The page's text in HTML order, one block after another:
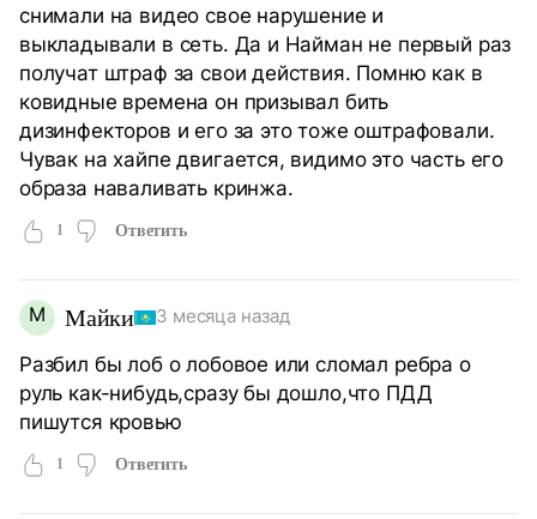
снимали на видео свое нарушение и
выкладывали в сеть. Да и Найман не первый раз
получат штраф за свои действия. Помню как в
ковидные времена он призывал бить
дизинфекторов и его за это тоже оштрафовали.
Чувак на хайпе двигается, видимо это часть его
образа наваливать кринжа.
1 Ответить
М Майки 3 месяца назад
Разбил бы лоб о лобовое или сломал ребра о
руль как-нибудь,сразу бы дошло,что ПДД
пишутся кровью
1 Ответить